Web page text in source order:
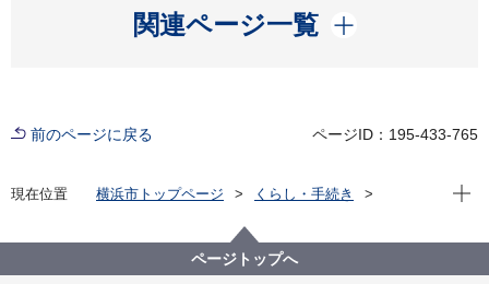
関連ページ一覧
開く
前のページに戻る ページID：195-433-765
現在位置 横浜市トップページ
くらし・手続き
物品支援
現在
ページトップへ